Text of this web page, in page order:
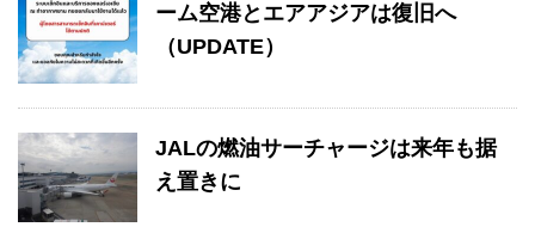
ーム空港とエアアジアは復旧へ
（UPDATE）
JALの燃油サーチャージは来年も据
え置きに